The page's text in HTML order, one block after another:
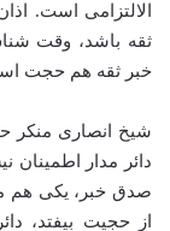
الالتزامی است.
ثقه باشد، وقت
خبر ثقه هم حجت
شیخ انصاری منکر
دائر مدار
صدق خبر، یکی هم
از حجیت بیفتد،